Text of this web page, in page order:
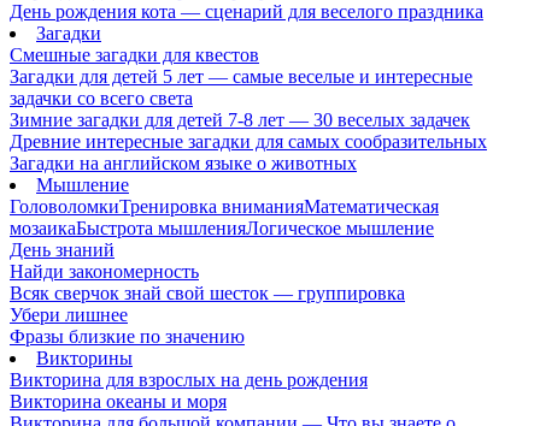
День рождения кота — сценарий для веселого праздника
Загадки
Смешные загадки для квестов
Загадки для детей 5 лет — самые веселые и интересные
задачки со всего света
Зимние загадки для детей 7-8 лет — 30 веселых задачек
Древние интересные загадки для самых сообразительных
Загадки на английском языке о животных
Мышление
ГоловоломкиТренировка вниманияМатематическая
мозаикаБыстрота мышленияЛогическое мышление
День знаний
Найди закономерность
Всяк сверчок знай свой шесток — группировка
Убери лишнее
Фразы близкие по значению
Викторины
Викторина для взрослых на день рождения
Викторина океаны и моря